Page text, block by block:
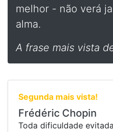
melhor - não verá
alma.
A frase mais vista
Segunda mais vista!
Frédéric Chopin
Toda dificuldade